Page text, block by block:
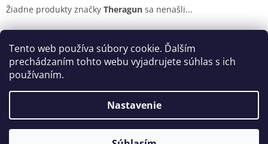
Tento web používa súbory cookie. Ďalším
prechádzaním tohto webu vyjadrujete súhlas s ich
používaním.
Nastavenie
Žiadne produkty značky Theragun sa nenašli...
Z
Reklamačný poriadok Ochrana osobných údajov
Vytvoril Shoptet